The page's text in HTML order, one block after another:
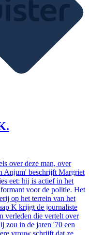
over deze man, over
Anjum' beschrijft Margriet
eet: hij is actief in het
voor de politie. Het
op het terrein van het
K krijgt de journaliste
verleden die vertelt over
zou in de jaren '70 een
vrouw schrijft dat ze